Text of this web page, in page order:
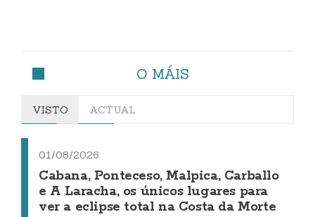
O MÁIS
VISTO ACTUAL
01/08/2026
Cabana, Ponteceso, Malpica, Carballo
e A Laracha, os únicos lugares para
ver a eclipse total na Costa da Morte